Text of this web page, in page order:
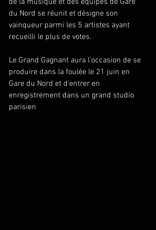
de la musique et des équipes de Gare
du Nord se réunit et désigne son
vainqueur parmi les 5 artistes ayant
recueilli le plus de votes.
Le Grand Gagnant aura l'occasion de se
produire dans la foulée le 21 juin en
Gare du Nord et d'entrer en
enregistrement dans un grand studio
parisien